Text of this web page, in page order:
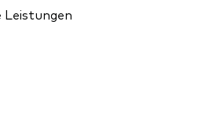
Leistungen